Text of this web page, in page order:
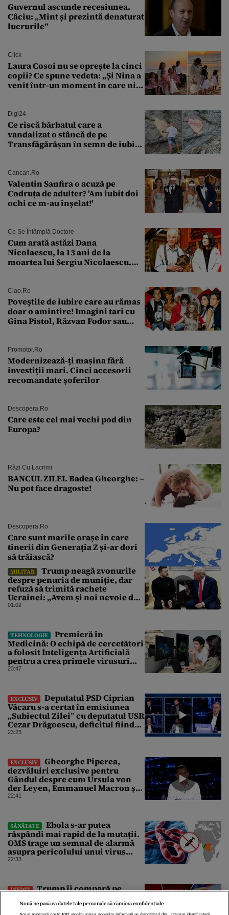
Guvernul ascunde recesiunea.
Câciu: „Mint și prezintă denaturat
lucrurile”
Click
Laura Cosoi nu se oprește la cinci
copii? Ce spune vedeta: „Și Nina a
venit într-un moment în care nici
Digi24
Ce riscă bărbatul care a
vandalizat o stâncă de pe
Transfăgărășan în semn de iubire
Cancan.ro
Valentin Sanfira o acuză pe
Codruța de adulter? 'Am iubit doi
ochi ce m-au înșelat!'
Ce Se Întâmplă Doctore
Cum arată astăzi Dana
Nicolaescu, la 13 ani de la
moartea lui Sergiu Nicolaescu.
Ciao.ro
Poveştile de iubire care au rămas
doar o amintire! Imagini tari cu
Gina Pistol, Răzvan Fodor sau
Promotor.ro
Modernizează-ți mașina fără
investiții mari. Cinci accesorii
recomandate șoferilor
Descopera.ro
Care este cel mai vechi pod din
Europa?
Râzi Cu Lacrimi
BANCUL ZILEI. Badea Gheorghe: –
Nu pot face dragoste!
Descopera.ro
Care sunt marile orașe în care
tinerii din Generația Z și-ar dori
să trăiască?
MILITAR
Trump neagă zvonurile
despre penuria de muniție, dar
refuză să trimită rachete
Ucrainei: „Avem și noi nevoie de
rachete”
01:02
TEHNOLOGIE
Premieră în
Medicină: O echipă de cercetători
a folosit Inteligența Artificială
pentru a crea primele virusuri
sintetice la tratarea de E.coli
23:47
EXCLUSIV
Deputatul PSD Ciprian
Văcaru s-a certat în emisiunea
„Subiectul Zilei” cu deputatul USR
Cezar Drăgoescu, deficitul fiind
motivul scandalului
23:23
EXCLUSIV
Gheorghe Piperea,
dezvăluiri exclusive pentru
Gândul despre cum Ursula von
der Leyen, Emmanuel Macron și
Zelenski plănuiesc pe Signal să îl
22:41
SĂNĂTATE
Ebola s-ar putea
răspândi mai rapid de la mutații.
OMS trage un semnal de alarmă
asupra pericolului unui virus
pentru care nu există vaccin
22:33
INEDIT
Trump îi compară pe
și Control Vamal cu Spider-Man la
Nouă ne pasă ca datele tale personale să rămână confidențiale